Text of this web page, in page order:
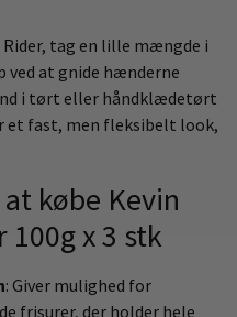
tag en lille mængde i
ved at gnide hænderne
i tørt eller håndklædetørt
et fast, men fleksibelt look,
købe Kevin
x 3 stk
: Giver mulighed for
frisurer, der holder hele